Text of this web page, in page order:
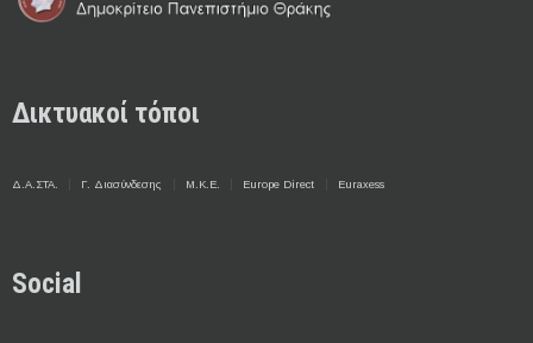
Δικτυακοί τόποι
Δ.Α.ΣΤΑ. Γ. Διασύνδεσης Μ.Κ.Ε. Europe Direct Euraxess
Social